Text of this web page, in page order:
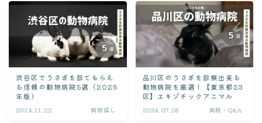
グッズ・環境整備
冬対策
夏対策
迎えた後
迎える前
渋谷区でうさぎを診てもらえ
る信頼の動物病院5選（2025
年版）
2024.11.22 病院探し
品川区のうさぎを診察出来る
動物病院を厳選！【東京都23
区】エキゾチックアニマル
2024.07.26 病院・Q&A